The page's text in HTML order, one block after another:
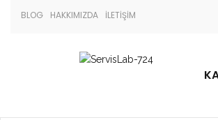
BLOG HAKKIMIZDA İLETİŞİM